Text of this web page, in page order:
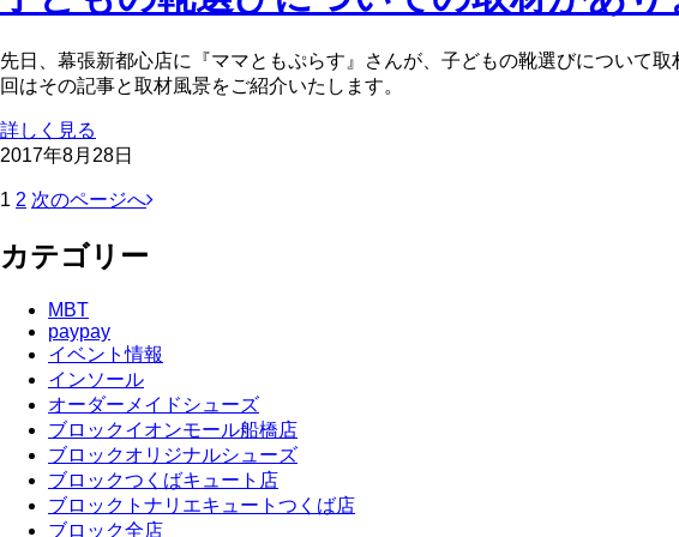
先日、幕張新都心店に『ママともぷらす』さんが、子どもの靴選びについて
回はその記事と取材風景をご紹介いたします。
詳しく見る
2017年8月28日
1 2 次のページへ
カテゴリー
MBT
paypay
イベント情報
インソール
オーダーメイドシューズ
ブロックイオンモール船橋店
ブロックオリジナルシューズ
ブロックつくばキュート店
ブロックトナリエキュートつくば店
ブロック全店